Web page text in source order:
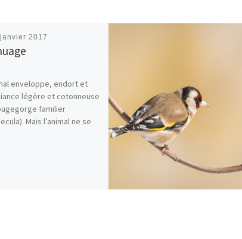
2017
enveloppe, endort et
légère et cotonneuse
familier
Mais l’animal ne se